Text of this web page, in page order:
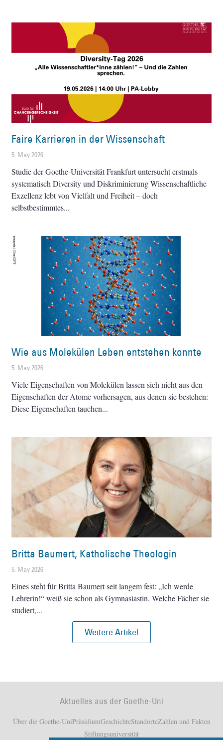
Faire Karrieren in der Wissenschaft
5. May 2026
Studie der Goethe-Universität Frankfurt untersucht erstmals
systematisch Diversity und Diskriminierung Wissenschaftliche
Exzellenz lebt von Vielfalt und Freiheit – doch
selbstbestimmtes
Wie aus Molekülen Leben entstehen konnte
5. May 2026
Viele Eigenschaften von Molekülen lassen sich nicht aus den
Eigenschaften der Atome vorhersagen, aus denen sie bestehen:
Diese Eigenschaften tauchen
Britta Baumert, Katholische Theologin
5. May 2026
Eines steht für Britta Baumert seit langem fest: „Ich werde
Lehrerin!“ weiß sie schon als Gymnasiastin. Welche Fächer sie
studiert,
Weitere Artikel
Aktuelles aus der Goethe-Uni
Über die Goethe-UniPräsidiumGeschichteStandorteZahlen und Fakten
Stiftungsuniversität